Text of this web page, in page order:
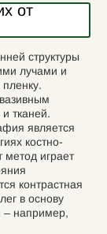
от
структуры
лучами и
тканей.
является
костно-
метод играет
контрастная
в основу
– например,